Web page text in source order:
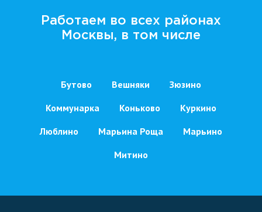
Работаем во всех районах
Москвы, в том числе
Бутово Вешняки
Зюзино
Коммунарка
Коньково
Куркино
Люблино
Марьина Роща
Марьино
Митино